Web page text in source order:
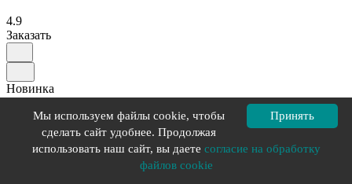
4.9
Заказать
Новинка
1 750 ₽
Ламинат ALPINE FLOOR by Norland Elegant 10 Дуб Ман
Принять
Мы используем файлы cookie, чтобы
сделать сайт удобнее. Продолжая
использовать наш сайт, вы даете согласие на обработку
файлов cookie